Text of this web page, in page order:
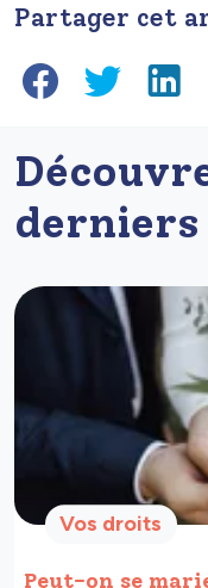
Partager cet
Vos droits
Peut-on se